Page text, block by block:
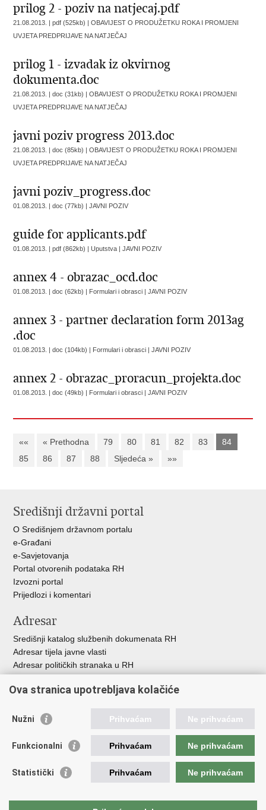
prilog 2 - poziv na natjecaj.pdf
21.08.2013. | pdf (525kb) |OBAVIJEST O PRODUŽETKU ROKA I PROMJENI
UVJETA PREDPRIJAVE NA NATJEČAJ
prilog 1 - izvadak iz okvirnog
dokumenta.doc
21.08.2013. | doc (31kb) |OBAVIJEST O PRODUŽETKU ROKA I PROMJENI
UVJETA PREDPRIJAVE NA NATJEČAJ
javni poziv progress 2013.doc
21.08.2013. | doc (85kb) |OBAVIJEST O PRODUŽETKU ROKA I PROMJENI
UVJETA PREDPRIJAVE NA NATJEČAJ
javni poziv_progress.doc
01.08.2013. | doc (77kb) |JAVNI POZIV
guide for applicants.pdf
01.08.2013. | pdf (862kb) | Uputstva |JAVNI POZIV
annex 4 - obrazac_ocd.doc
01.08.2013. | doc (62kb) | Formulari i obrasci |JAVNI POZIV
annex 3 - partner declaration form 2013ag
.doc
01.08.2013. | doc (104kb) | Formulari i obrasci |JAVNI POZIV
annex 2 - obrazac_proracun_projekta.doc
01.08.2013. | doc (49kb) | Formulari i obrasci |JAVNI POZIV
«« « Prethodna 79 80 81 82 83
84
85
86 87 88 Sljedeća » »»
Središnji državni portal
O Središnjem državnom portalu
e-Građani
e-Savjetovanja
Portal otvorenih podataka RH
Izvozni portal
Prijedlozi i komentari
Adresar
Središnji katalog službenih dokumenata RH
Adresar tijela javne vlasti
Adresar političkih stranaka u RH
Besplatni telefoni javne uprave
Važne poveznice
Vlada Republike Hrvatske
Savjet za nacionalne manjine
Okvirna konvencija za zaštitu nacionalnih manjina
Ova stranica upotrebljava kolačiće
Nužni Prihvaćam Ne prihvaćam
Funkcionalni Prihvaćam Ne prihvaćam
Statistički Prihvaćam Ne prihvaćam